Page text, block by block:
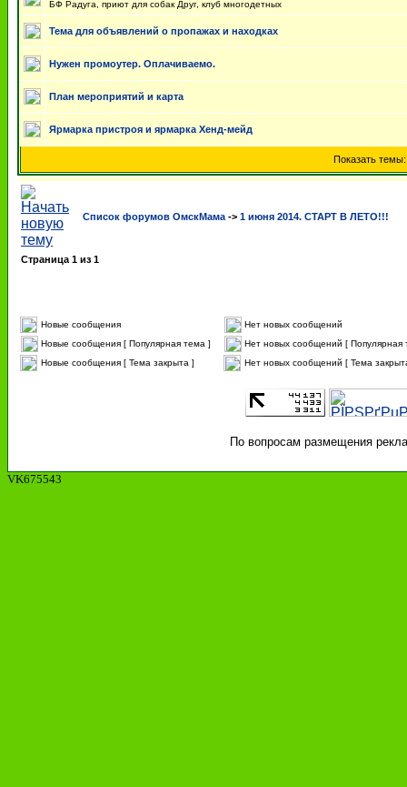
БФ Радуга, приют для собак Друг, клуб многодетных
Тема для объявлений о пропажах и находках
Нужен промоутер. Оплачиваемо.
План мероприятий и карта
Ярмарка пристроя и ярмарка Хенд-мейд
Показать
Список форумов ОмскМама -> 1 июня 2014. СТАРТ В ЛЕТО!!!
Страница 1 из 1
Новые сообщения
Нет новых сообщений
Новые сообщения [ Популярная тема ]
Нет новых сообщений [ Популярная
Новые сообщения [ Тема закрыта ]
Нет новых сообщений [ Тема
По вопросам размещения
VK675543